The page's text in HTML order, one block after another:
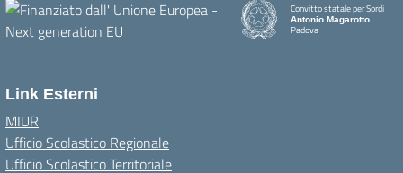
Convitto statale per Sordi
Antonio Magarotto
Padova
Link Esterni
MIUR
Ufficio Scolastico Regionale
Ufficio Scolastico Territoriale